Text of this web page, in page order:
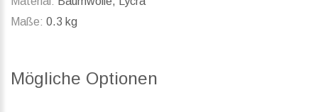
Maße: 0.3 kg
Mögliche Optionen